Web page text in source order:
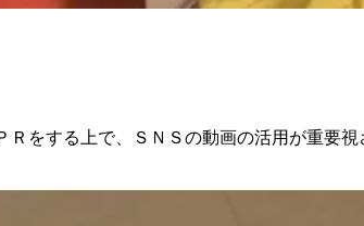
をする上で、ＳＮＳの動画の活用が重要